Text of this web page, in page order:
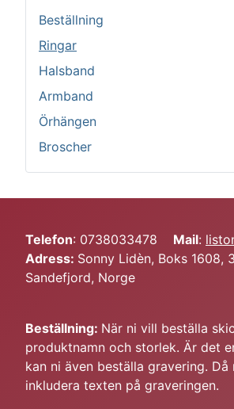
Beställning
Ringar
Halsband
Armband
Örhängen
Broscher
Telefon: 0738033478 Mail:
Adress: Sonny Lidèn, Boks 1608,
Sandefjord, Norge
Beställning: När ni vill beställa
produktnamn och storlek. Är det
kan ni även beställa gravering. Då
inkludera texten på graveringen.